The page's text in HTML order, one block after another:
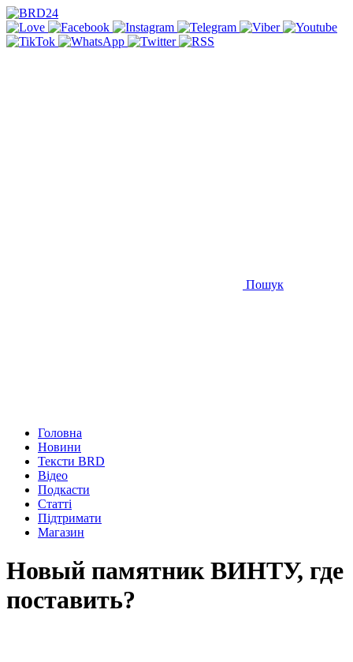
Пошук
Головна
Новини
Тексти BRD
Відео
Подкасти
Статті
Підтримати
Магазин
Новый памятник ВИНТУ, где
поставить?